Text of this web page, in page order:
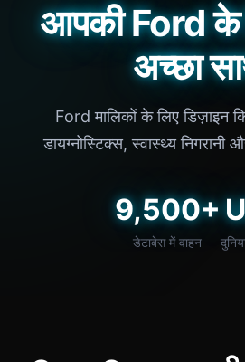
आपकी Ford के
अच्छा
Ford मालिकों के लिए डिज़ाइन
डायग्नोस्टिक्स, स्वास्थ्य
9,500+
डेटाबेस में वाहन